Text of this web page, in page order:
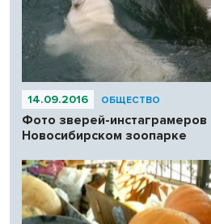
14.09.2016 ОБЩЕСТВО
Фото зверей-инстаграмеров
Новосибирском зоопарке